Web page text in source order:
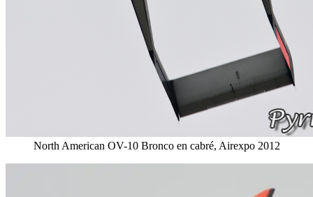
North American OV-10 Bronco en cabré, Airexpo 2012